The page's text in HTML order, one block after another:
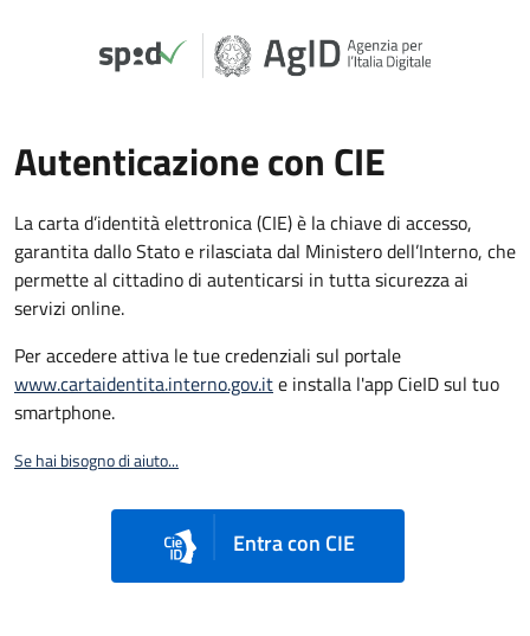
Autenticazione con CIE
La carta d’identità elettronica (CIE) è la chiave di accesso,
garantita dallo Stato e rilasciata dal Ministero dell’Interno, che
permette al cittadino di autenticarsi in tutta sicurezza ai
servizi online.
Per accedere attiva le tue credenziali sul portale
www.cartaidentita.interno.gov.ite installa l'app CieID sul tuo
smartphone.
Se hai bisogno di aiuto...
Entra con CIE